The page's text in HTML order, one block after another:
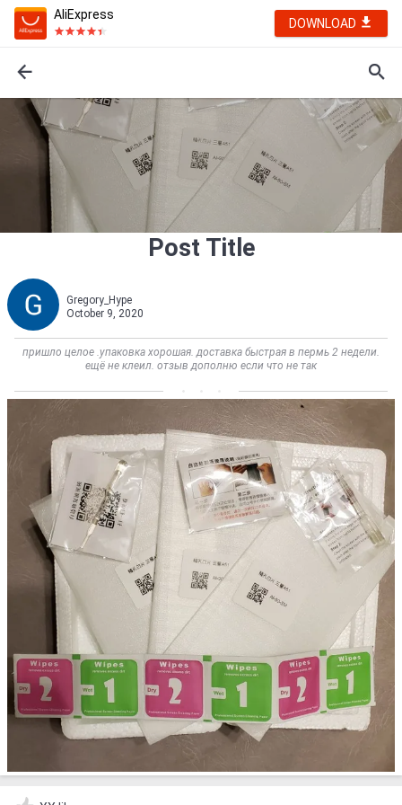
AliExpress
DOWNLOAD
Post Title
Gregory_Hype
October 9, 2020
пришло целое .упаковка хорошая. доставка быстрая в пермь 2 недели.
ещё не клеил. отзыв дополню если что не так